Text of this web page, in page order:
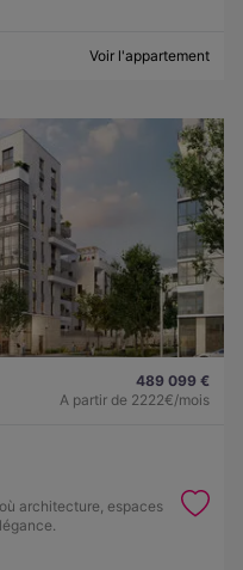
Voir l'appartement
489 099 €
A partir de 2222€/mois
architecture, espaces